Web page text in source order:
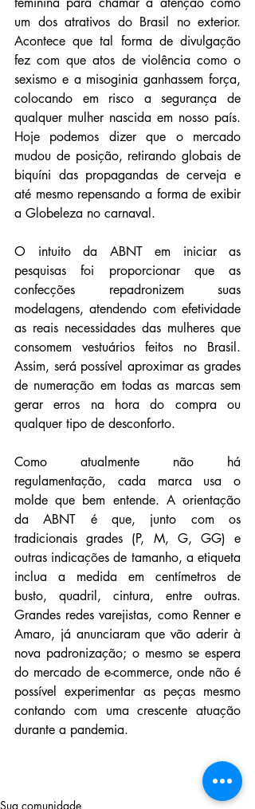
um dos atrativos do Brasil no exterior.
Acontece que tal forma de divulgação
fez com que atos de violência como o
sexismo e a misoginia ganhassem força,
colocando em risco a segurança de
qualquer mulher nascida em nosso país.
Hoje podemos dizer que o mercado
mudou de posição, retirando globais de
biquíni das propagandas de cerveja e
até mesmo repensando a forma de exibir
a Globeleza no carnaval.
O intuito da ABNT em iniciar as
pesquisas foi proporcionar que as
confecções repadronizem suas
modelagens, atendendo com efetividade
as reais necessidades das mulheres que
consomem vestuários feitos no Brasil.
Assim, será possível aproximar as grades
de numeração em todas as marcas sem
gerar erros na hora do compra ou
qualquer tipo de desconforto.
Como atualmente não há
regulamentação, cada marca usa o
molde que bem entende. A orientação
da ABNT é que, junto com os
tradicionais grades (P, M, G, GG) e
outras indicações de tamanho, a etiqueta
inclua a medida em centímetros de
busto, quadril, cintura, entre outras.
Grandes redes varejistas, como Renner e
Amaro, já anunciaram que vão aderir à
nova padronização; o mesmo se espera
do mercado de e-commerce, onde não é
possível experimentar as peças mesmo
contando com uma crescente atuação
durante a pandemia.
Sua comunidade